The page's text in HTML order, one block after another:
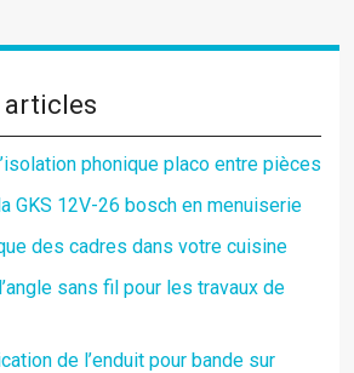
articles
phonique placo entre pièces
GKS 12V-26 bosch en menuiserie
des cadres dans votre cuisine
sans fil pour les travaux de
de l’enduit pour bande sur